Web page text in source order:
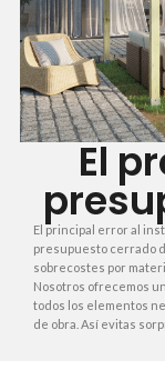
El
El principal error al
presupuesto cerrado
sobrecostes por
Nosotros ofrecemos
todos los elementos
de obra. Así evitas